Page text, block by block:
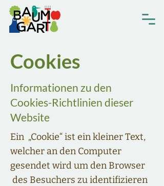
Cookies
Informationen zu den
Cookies-Richtlinien dieser
Website
Ein „Cookie“ ist ein kleiner Text,
welcher an den Computer
gesendet wird um den Browser
des Besuchers zu identifizieren